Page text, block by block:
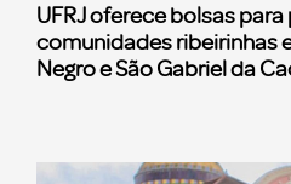
UFRJ oferece bolsas
comunidades ribeirinhas
Negro e São Gabriel da